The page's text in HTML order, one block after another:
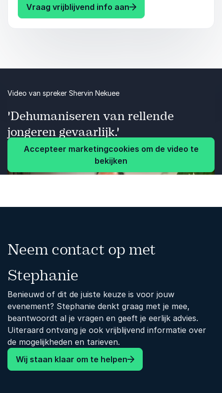
voorstelling vol muziek en poëzie. Ontdek hoe je
de dynamiek van verandering kunt omarmen en
eenheid binnen jouw team kunt bevorderen.
Vraag vrijblijvend info aan: Shervin Nekuee De
'Dehumaniseren van rellende
jongeren gevaarlijk.'
Video van spreker Shervin Nekuee
Accepteer marketingcookies om de video te
bekijken
Neem contact op met
Stephanie
Benieuwd of dit de juiste keuze is voor jouw
evenement? Stephanie denkt graag met je mee,
beantwoordt al je vragen en geeft je eerlijk advies.
Uiteraard ontvang je ook vrijblijvend informatie over
de mogelijkheden en tarieven.
Wij staan klaar om te helpen